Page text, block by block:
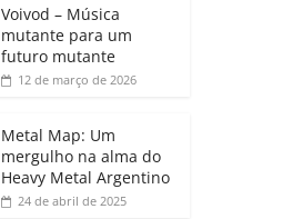
A
p
p
dI
n
e
a
ro
o
Voivod – Música
mutante para um
futuro mutante
12 de março de 2026
Metal Map: Um
mergulho na alma do
Heavy Metal Argentino
24 de abril de 2025